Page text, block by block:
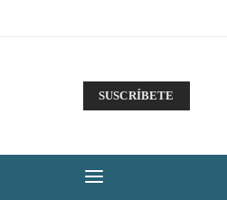
SUSCRÍBETE